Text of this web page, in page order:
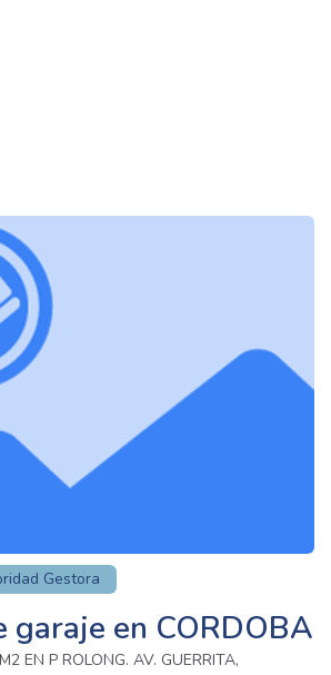
Gestora
garaje en CORDOBA
EN P ROLONG. AV. GUERRITA,